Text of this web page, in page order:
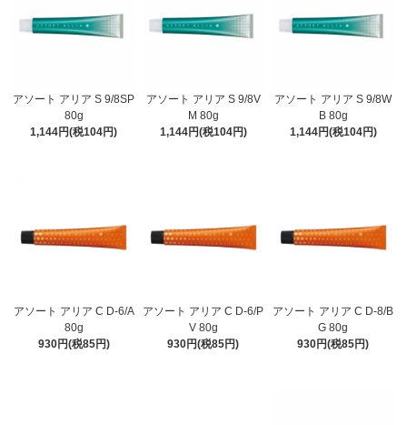
アソート アリア S 9/8SP
80g
1,144円(税104円)
アソート アリア S 9/8V
M 80g
1,144円(税104円)
アソート アリア S 9/8W
B 80g
1,144円(税104円)
アソート アリア C D-6/A
80g
930円(税85円)
アソート アリア C D-6/P
V 80g
930円(税85円)
アソート アリア C D-8/B
G 80g
930円(税85円)